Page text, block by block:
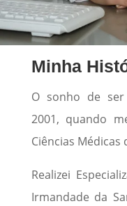
Minha
O sonho de
2001, quando
Ciências Médicas
Realizei
Irmandade da